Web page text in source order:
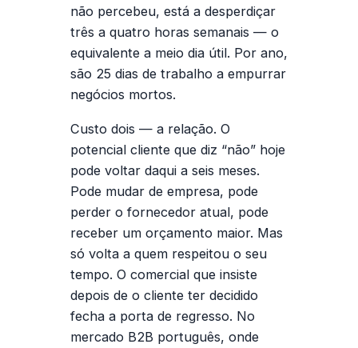
não percebeu, está a desperdiçar
três a quatro horas semanais — o
equivalente a meio dia útil. Por ano,
são 25 dias de trabalho a empurrar
negócios mortos.
Custo dois — a relação. O
potencial cliente que diz “não” hoje
pode voltar daqui a seis meses.
Pode mudar de empresa, pode
perder o fornecedor atual, pode
receber um orçamento maior. Mas
só volta a quem respeitou o seu
tempo. O comercial que insiste
depois de o cliente ter decidido
fecha a porta de regresso. No
mercado B2B português, onde